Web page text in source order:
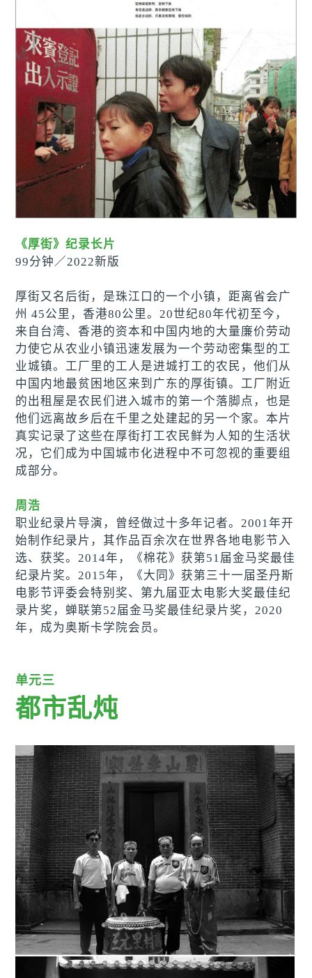
《厚街》纪录长片
99分钟／2022新版
厚街又名后街，是珠江口的一个小镇，距离省会广
州 45公里，香港80公里。20世纪80年代初至今，
来自台湾、香港的资本和中国内地的大量廉价劳动
力使它从农业小镇迅速发展为一个劳动密集型的工
业城镇。工厂里的工人是进城打工的农民，他们从
中国内地最贫困地区来到广东的厚街镇。工厂附近
的出租屋是农民们进入城市的第一个落脚点，也是
他们远离故乡后在千里之处建起的另一个家。本片
真实记录了这些在厚街打工农民鲜为人知的生活状
况，它们成为中国城市化进程中不可忽视的重要组
成部分。
周浩
职业纪录片导演，曾经做过十多年记者。2001年开
始制作纪录片，其作品百余次在世界各地电影节入
选、获奖。2014年，《棉花》获第51届金马奖最佳
纪录片奖。2015年，《大同》获第三十一届圣丹斯
电影节评委会特别奖、第九届亚太电影大奖最佳纪
录片奖，蝉联第52届金马奖最佳纪录片奖，2020
年，成为奥斯卡学院会员。
单元三
都市乱炖